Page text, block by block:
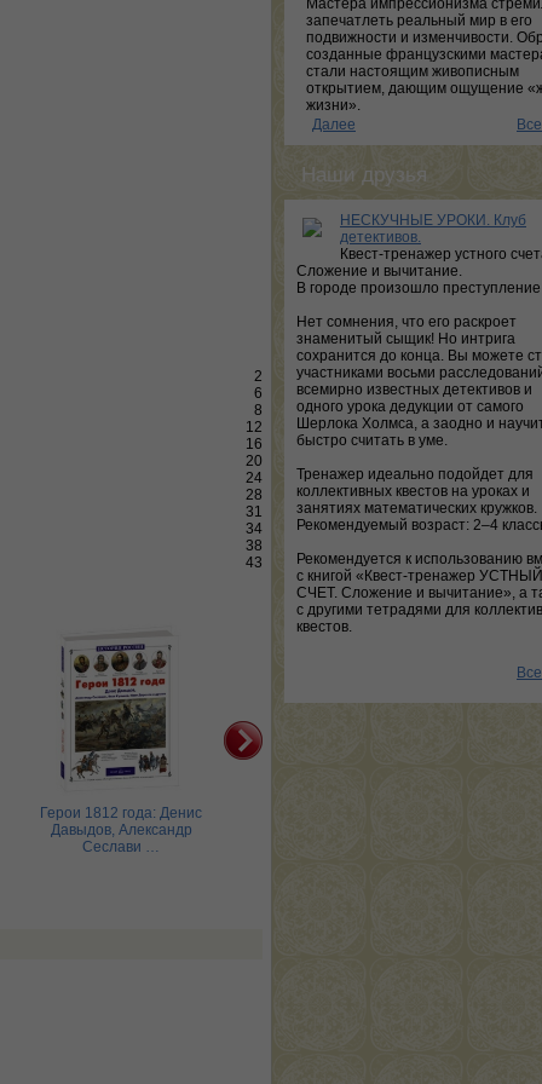
2
6
8
12
16
20
24
28
31
34
38
43
Герои 1812 года: Денис
Давыдов, Александр
Сеслави …
Мастера импрессионизма
запечатлеть реальный мир в его
подвижности и изменчивости.
созданные французскими
стали настоящим живописным
открытием, дающим ощущение
жизни».
Далее
Наши друзья
НЕСКУЧНЫЕ УРОКИ. Клуб
детективов.
Квест-тренажер устного
Сложение и вычитание.
В городе произошло
Нет сомнения, что его раскроет
знаменитый сыщик! Но интрига
сохранится до конца. Вы можете
участниками восьми
всемирно известных детективов и
одного урока дедукции от самого
Шерлока Холмса, а заодно и
быстро считать в уме.
Тренажер идеально подойдет для
коллективных квестов на уроках и
занятиях математических кружков.
Рекомендуемый возраст: 2–4
Рекомендуется к использованию
с книгой «Квест-тренажер УСТНЫЙ
СЧЕТ. Сложение и вычитание», а
с другими тетрадями для
квестов.